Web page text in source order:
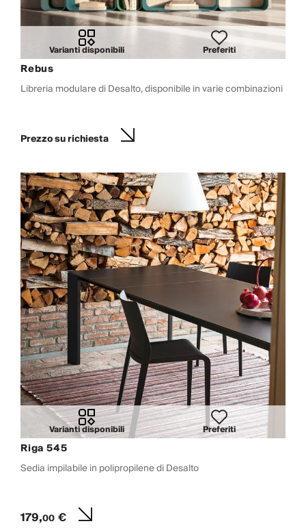
Varianti disponibili Preferiti
Rebus
Libreria modulare di Desalto, disponibile in varie combinazioni
Prezzo su richiesta
Varianti disponibili Preferiti
Riga 545
Sedia impilabile in polipropilene di Desalto
179,00€